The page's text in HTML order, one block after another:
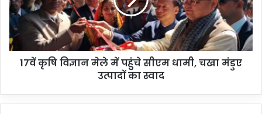
17वें कृषि विज्ञान मेले में पहुंचे सीएम धामी, चखा मंडुए
उत्पादों का स्वाद